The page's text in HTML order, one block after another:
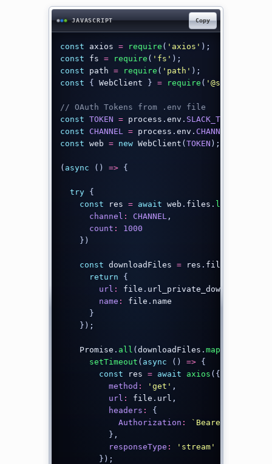
JAVASCRIPT Copy
const axios = require ( 'axios' ) ;
const fs = require ( 'fs' ) ;
const path = require ( 'path' ) ;
const
{ WebClient } = require ( '@slack/web-
// OAuth Tokens from .env file
const
TOKEN = process .env . SLACK_TOKEN
const
CHANNEL = process .env .CHANNEL
const web = new WebClient (TOKEN ) ;
( async ( ) => {
try {
const res = await web . files . list
channel : CHANNEL ,
count :
1000
} )
const downloadFiles = res . files
return
{
url : file . url_private_download
name : file . name
}
} ) ;
    Promise
. all (downloadFiles .map
setTimeout ( async ( ) => {
const res = await axios ( {
method : 'get' ,
url : file . url ,
headers :
{
Authorization : ` Bearer
} ,
responseType :
'stream'
} ) ;